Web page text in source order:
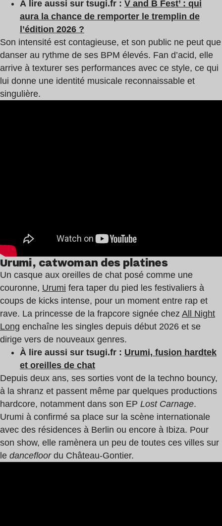
À lire aussi sur tsugi.fr : V and B Fest’ : qui
aura la chance de remporter le tremplin de
l’édition 2026 ?
Son intensité est contagieuse, et son public ne peut que
danser au rythme de ses BPM élevés. Fan d’acid, elle
arrive à texturer ses performances avec ce style, ce qui
lui donne une identité musicale reconnaissable et
singulière.
Urumi, catwoman des platines
Un casque aux oreilles de chat posé comme une
couronne, Urumi fera taper du pied les festivaliers à
coups de kicks intense, pour un moment entre rap et
rave. La princesse de la frapcore signée chez All Night
Long enchaîne les singles depuis début 2026 et se
dirige vers de nouveaux genres.
À lire aussi sur tsugi.fr : Urumi, fusion hardtek
et oreilles de chat
Depuis deux ans, ses sorties vont de la techno bouncy,
à la shranz et passent même par quelques productions
hardcore, notamment dans son EP Lost Carnage.
Urumi à confirmé sa place sur la scène internationale
avec des résidences à Berlin ou encore à Ibiza. Pour
son show, elle ramènera un peu de toutes ces villes sur
le dancefloordu Château-Gontier.